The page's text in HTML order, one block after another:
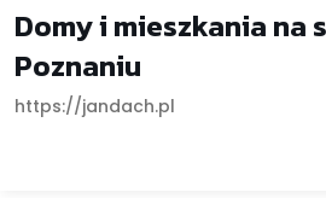
Domy i mieszkania na
Poznaniu
https://jandach.pl